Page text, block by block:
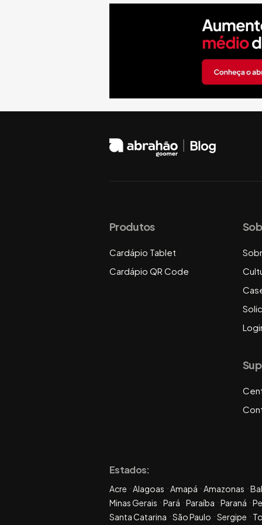
Produtos
Cardápio Tablet
Cardápio QR Code
Estados:
Acre Alagoas Amapá Amazonas
Minas Gerais
Pará Paraíba Paraná
Santa Catarina
São Paulo Sergipe